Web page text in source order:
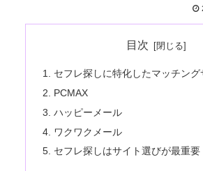
目次
セフレ探しに特化したマッチング
PCMAX
ハッピーメール
ワクワクメール
セフレ探しはサイト選びが最重要